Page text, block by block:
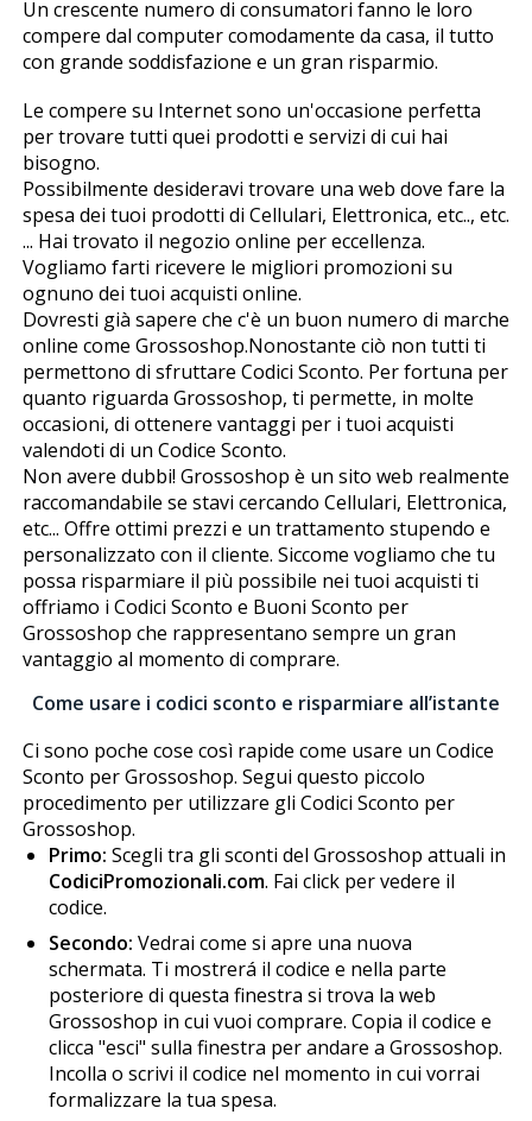
Un crescente numero di consumatori fanno le loro
compere dal computer comodamente da casa, il tutto
con grande soddisfazione e un gran risparmio.
Le compere su Internet sono un'occasione perfetta
per trovare tutti quei prodotti e servizi di cui hai
bisogno.
Possibilmente desideravi trovare una web dove fare la
spesa dei tuoi prodotti di Cellulari, Elettronica, etc.., etc.
... Hai trovato il negozio online per eccellenza.
Vogliamo farti ricevere le migliori promozioni su
ognuno dei tuoi acquisti online.
Dovresti già sapere che c'è un buon numero di marche
online come Grossoshop.Nonostante ciò non tutti ti
permettono di sfruttare Codici Sconto. Per fortuna per
quanto riguarda Grossoshop, ti permette, in molte
occasioni, di ottenere vantaggi per i tuoi acquisti
valendoti di un Codice Sconto.
Non avere dubbi! Grossoshop è un sito web realmente
raccomandabile se stavi cercando Cellulari, Elettronica,
etc... Offre ottimi prezzi e un trattamento stupendo e
personalizzato con il cliente. Siccome vogliamo che tu
possa risparmiare il più possibile nei tuoi acquisti ti
offriamo i Codici Sconto e Buoni Sconto per
Grossoshop che rappresentano sempre un gran
vantaggio al momento di comprare.
Come usare i codici sconto e risparmiare all’istante
Ci sono poche cose così rapide come usare un Codice
Sconto per Grossoshop. Segui questo piccolo
procedimento per utilizzare gli Codici Sconto per
Grossoshop.
Primo: Scegli tra gli sconti del Grossoshop attuali in
CodiciPromozionali.com. Fai click per vedere il
codice.
Secondo: Vedrai come si apre una nuova
schermata. Ti mostrerá il codice e nella parte
posteriore di questa finestra si trova la web
Grossoshop in cui vuoi comprare. Copia il codice e
clicca "esci" sulla finestra per andare a Grossoshop.
Incolla o scrivi il codice nel momento in cui vorrai
formalizzare la tua spesa.